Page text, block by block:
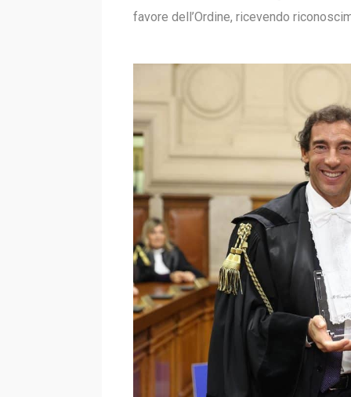
favore dell’Ordine, ricevendo